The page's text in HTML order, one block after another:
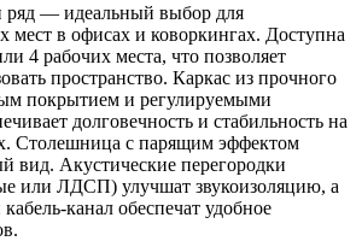
ряд — идеальный выбор для
мест в офисах и коворкингах. Доступна
4 рабочих места, что позволяет
пространство. Каркас из прочного
покрытием и регулируемыми
долговечность и стабильность на
Столешница с парящим эффектом
вид. Акустические перегородки
или ЛДСП) улучшат звукоизоляцию, а
канал обеспечат удобное